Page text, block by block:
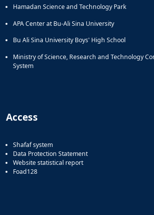
Hamadan Science and Technology Park
APA Center at Bu-Ali Sina University
Bu Ali Sina University Boys' High School
Ministry of Science, Research and Technology
System
Access
Shafaf system
Data Protection Statement
Website statistical report
Foad128